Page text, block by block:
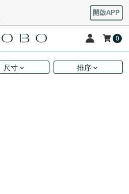
開啟APP
0
尺寸 排序